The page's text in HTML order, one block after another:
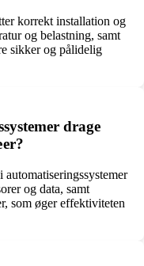
korrekt installation og
og belastning, samt
sikker og pålidelig
drage
og data, samt
som øger effektiviteten